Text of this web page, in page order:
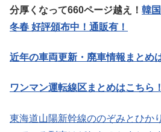
分厚くなって660ページ越え！ 韓
冬春 好評頒布中！通販有！
近年の車両更新・廃車情報まとめ
ワンマン運転線区まとめはこちら！
東海道山陽新幹線ののぞみとひか